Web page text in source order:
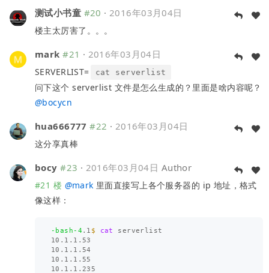
测试小书童 #20 · 2016年03月04日
楼主太厉害了。。。
mark #21 · 2016年03月04日
SERVERLIST= cat serverlist
问下这个 serverlist 文件是怎么生成的？里面是啥内容呢？
@bocycn
hua666777 #22 · 2016年03月04日
这分享真棒
bocy #23 · 2016年03月04日 Author
#21 楼 @mark 里面直接写上各个服务器的 ip 地址，格式
像这样：
-bash-4.1 $ cat serverlist
10.1.1.53
10.1.1.54
10.1.1.55
10.1.1.235